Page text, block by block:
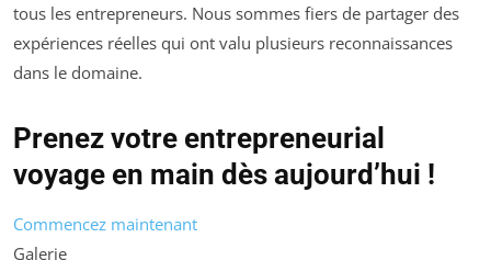
tous les entrepreneurs. Nous sommes fiers de partager des
expériences réelles qui ont valu plusieurs reconnaissances
dans le domaine.
Prenez votre entrepreneurial
voyage en main dès aujourd’hui !
Commencez maintenant
Galerie